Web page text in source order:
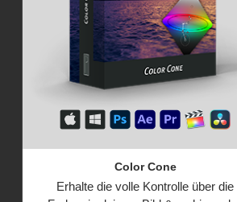
Color Cone
Erhalte die volle Kontrolle über die